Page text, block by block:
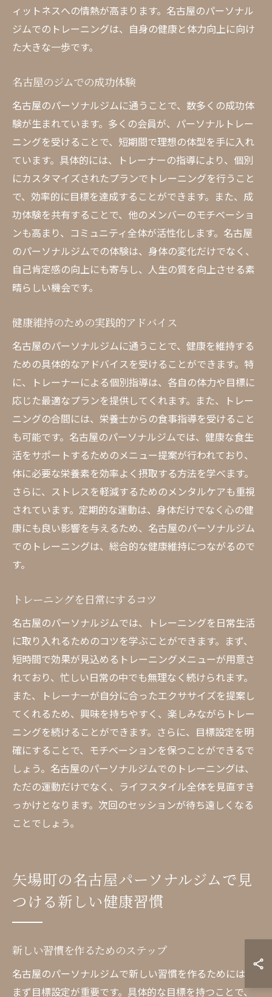
ィットネスへの情熱が高まります。名古屋のパーソナル
ジムでのトレーニングは、自身の健康と体力向上に向け
た大きな一歩です。
名古屋のジムでの成功体験
名古屋のパーソナルジムに通うことで、数多くの成功体
験が生まれています。多くの会員が、パーソナルトレー
ニングを受けることで、短期間で理想の体型を手に入れ
ています。具体的には、トレーナーの指導により、個別
にカスタマイズされたプランでトレーニングを行うこと
で、効率的に目標を達成することができます。また、成
功体験を共有することで、他のメンバーのモチベーショ
ンも高まり、コミュニティ全体が活性化します。名古屋
のパーソナルジムでの体験は、身体の変化だけでなく、
自己肯定感の向上にも寄与し、人生の質を向上させる素
晴らしい機会です。
健康維持のための実践的アドバイス
名古屋のパーソナルジムに通うことで、健康を維持する
ための具体的なアドバイスを受けることができます。特
に、トレーナーによる個別指導は、各自の体力や目標に
応じた最適なプランを提供してくれます。また、トレー
ニングの合間には、栄養士からの食事指導を受けること
も可能です。名古屋のパーソナルジムでは、健康な食生
活をサポートするためのメニュー提案が行われており、
体に必要な栄養素を効率よく摂取する方法を学べます。
さらに、ストレスを軽減するためのメンタルケアも重視
されています。定期的な運動は、身体だけでなく心の健
康にも良い影響を与えるため、名古屋のパーソナルジム
でのトレーニングは、総合的な健康維持につながるので
す。
トレーニングを日常にするコツ
名古屋のパーソナルジムでは、トレーニングを日常生活
に取り入れるためのコツを学ぶことができます。まず、
短時間で効果が見込めるトレーニングメニューが用意さ
れており、忙しい日常の中でも無理なく続けられます。
また、トレーナーが自分に合ったエクササイズを提案し
てくれるため、興味を持ちやすく、楽しみながらトレー
ニングを続けることができます。さらに、目標設定を明
確にすることで、モチベーションを保つことができるで
しょう。名古屋のパーソナルジムでのトレーニングは、
ただの運動だけでなく、ライフスタイル全体を見直すき
っかけとなります。次回のセッションが待ち遠しくなる
ことでしょう。
矢場町の名古屋パーソナルジムで見
つける新しい健康習慣
新しい習慣を作るためのステップ
名古屋のパーソナルジムで新しい習慣を作るためには、
まず目標設定が重要です。具体的な目標を持つことで、